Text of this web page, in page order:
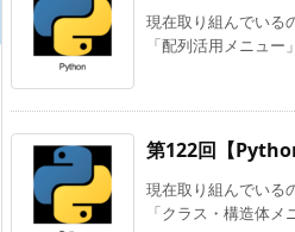
現在取り組んでいる
「配列活用メニュー
第122回【
現在取り組んでいる
「クラス・構造体メ